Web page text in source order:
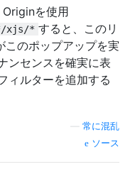
Originを使用
xjs/* すると、このリ
このポップアップを実
ンセンスを確実に表
ィルターを追加する
常に混乱
ソース